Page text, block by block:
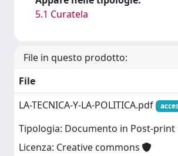
5.1 Curatela
File in questo prodotto:
File
LA-TECNICA-Y-LA-POLITICA.pdf
Tipologia: Documento in Post-print
Licenza: Creative commons